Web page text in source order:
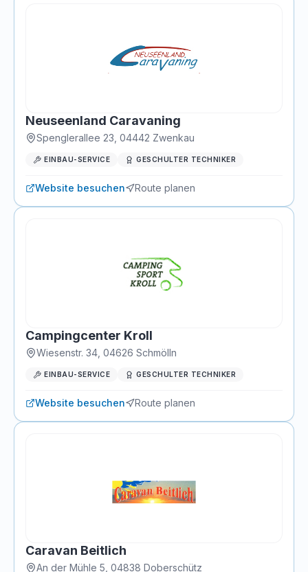
Neuseenland Caravaning
Spenglerallee 23 04442 Zwenkau
EINBAU-SERVICE GESCHULTER TECHNIKER
Website besuchen Route planen
Campingcenter Kroll
Wiesenstr. 34 04626 Schmölln
EINBAU-SERVICE GESCHULTER TECHNIKER
Website besuchen Route planen
Caravan Beitlich
An der Mühle 5 04838 Doberschütz